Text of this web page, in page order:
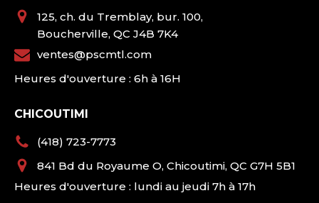
125, ch. du Tremblay, bur. 100,
Boucherville, QC J4B 7K4
ventes@pscmtl.com
Heures d'ouverture : 6h à 16H
CHICOUTIMI
(418) 723-7773
841 Bd du Royaume O, Chicoutimi, QC G7H 5B1
Heures d'ouverture : lundi au jeudi 7h à 17h